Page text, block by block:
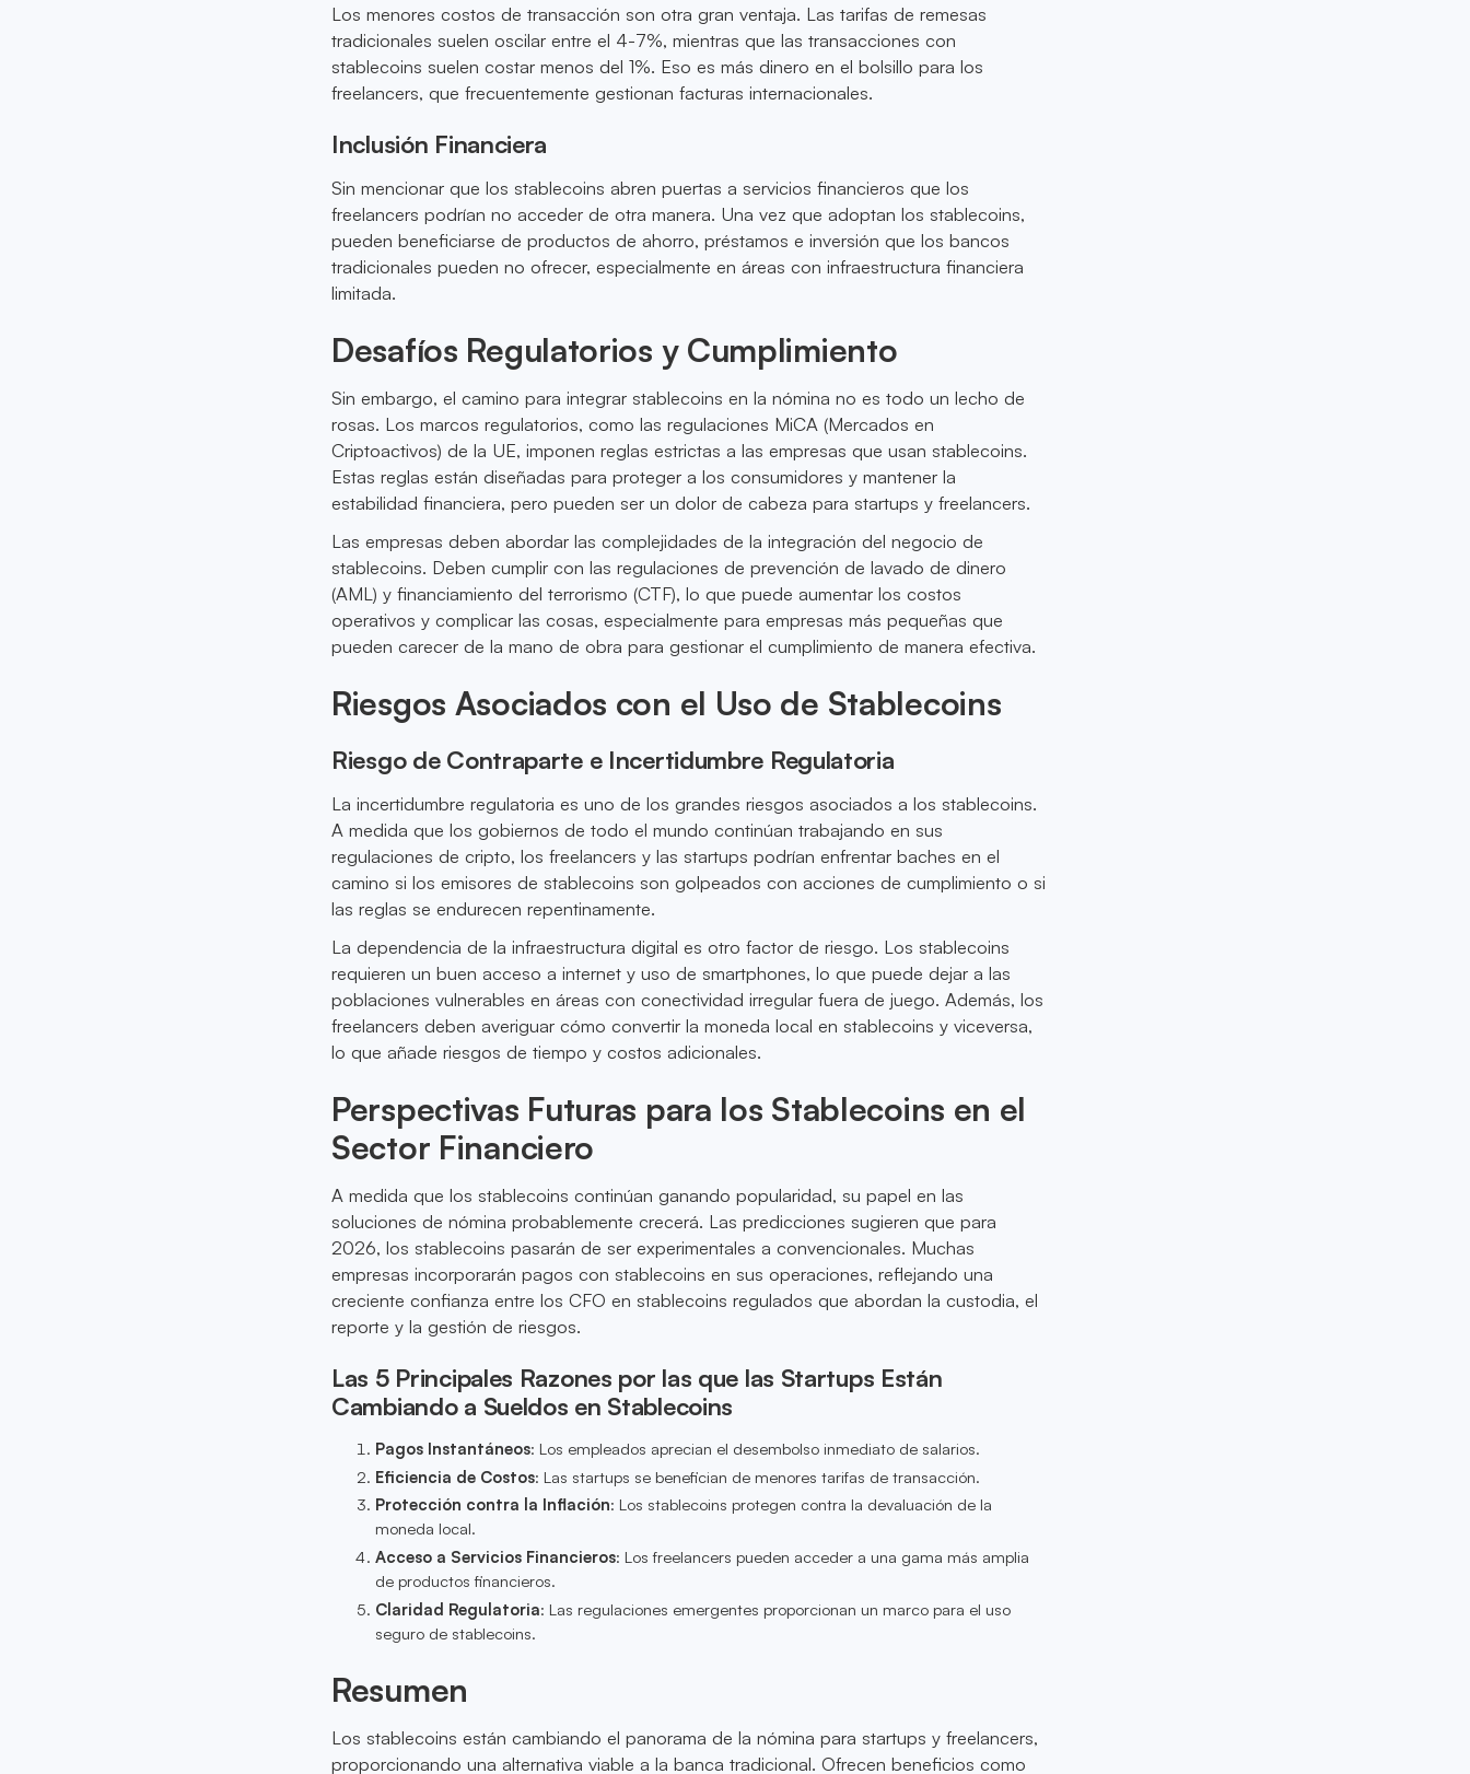
Los menores costos de transacción son otra gran ventaja. Las tarifas de remesas
tradicionales suelen oscilar entre el 4-7%, mientras que las transacciones con
stablecoins suelen costar menos del 1%. Eso es más dinero en el bolsillo para los
freelancers, que frecuentemente gestionan facturas internacionales.
Inclusión Financiera
Sin mencionar que los stablecoins abren puertas a servicios financieros que los
freelancers podrían no acceder de otra manera. Una vez que adoptan los stablecoins,
pueden beneficiarse de productos de ahorro, préstamos e inversión que los bancos
tradicionales pueden no ofrecer, especialmente en áreas con infraestructura financiera
limitada.
Desafíos Regulatorios y Cumplimiento
Sin embargo, el camino para integrar stablecoins en la nómina no es todo un lecho de
rosas. Los marcos regulatorios, como las regulaciones MiCA (Mercados en
Criptoactivos) de la UE, imponen reglas estrictas a las empresas que usan stablecoins.
Estas reglas están diseñadas para proteger a los consumidores y mantener la
estabilidad financiera, pero pueden ser un dolor de cabeza para startups y freelancers.
Las empresas deben abordar las complejidades de la integración del negocio de
stablecoins. Deben cumplir con las regulaciones de prevención de lavado de dinero
(AML) y financiamiento del terrorismo (CTF), lo que puede aumentar los costos
operativos y complicar las cosas, especialmente para empresas más pequeñas que
pueden carecer de la mano de obra para gestionar el cumplimiento de manera efectiva.
Riesgos Asociados con el Uso de Stablecoins
Riesgo de Contraparte e Incertidumbre Regulatoria
La incertidumbre regulatoria es uno de los grandes riesgos asociados a los stablecoins.
A medida que los gobiernos de todo el mundo continúan trabajando en sus
regulaciones de cripto, los freelancers y las startups podrían enfrentar baches en el
camino si los emisores de stablecoins son golpeados con acciones de cumplimiento o si
las reglas se endurecen repentinamente.
La dependencia de la infraestructura digital es otro factor de riesgo. Los stablecoins
requieren un buen acceso a internet y uso de smartphones, lo que puede dejar a las
poblaciones vulnerables en áreas con conectividad irregular fuera de juego. Además, los
freelancers deben averiguar cómo convertir la moneda local en stablecoins y viceversa,
lo que añade riesgos de tiempo y costos adicionales.
Perspectivas Futuras para los Stablecoins en el
Sector Financiero
A medida que los stablecoins continúan ganando popularidad, su papel en las
soluciones de nómina probablemente crecerá. Las predicciones sugieren que para
2026, los stablecoins pasarán de ser experimentales a convencionales. Muchas
empresas incorporarán pagos con stablecoins en sus operaciones, reflejando una
creciente confianza entre los CFO en stablecoins regulados que abordan la custodia, el
reporte y la gestión de riesgos.
Las 5 Principales Razones por las que las Startups Están
Cambiando a Sueldos en Stablecoins
Pagos Instantáneos: Los empleados aprecian el desembolso inmediato de salarios.
Eficiencia de Costos: Las startups se benefician de menores tarifas de transacción.
Protección contra la Inflación: Los stablecoins protegen contra la devaluación de la
moneda local.
Acceso a Servicios Financieros: Los freelancers pueden acceder a una gama más amplia
de productos financieros.
Claridad Regulatoria: Las regulaciones emergentes proporcionan un marco para el uso
seguro de stablecoins.
Resumen
Los stablecoins están cambiando el panorama de la nómina para startups y freelancers,
proporcionando una alternativa viable a la banca tradicional. Ofrecen beneficios como